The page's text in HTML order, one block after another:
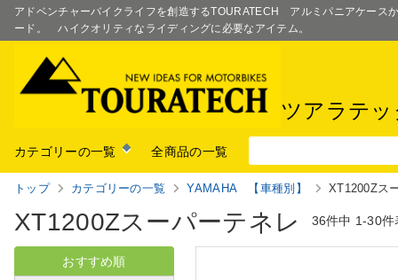
アドベンチャーバイクライフを創造するTOURATECH アルミパニアケース
ード。 ハイクオリティなライディングに必要なアイテム。
ツアラテ
カテゴリーの一覧 全商品の一覧
トップ カテゴリーの一覧 YAMAHA 【車種別】 XT1200Zス
XT1200Zスーパーテネレ 36件中 1-30件
おすすめ順